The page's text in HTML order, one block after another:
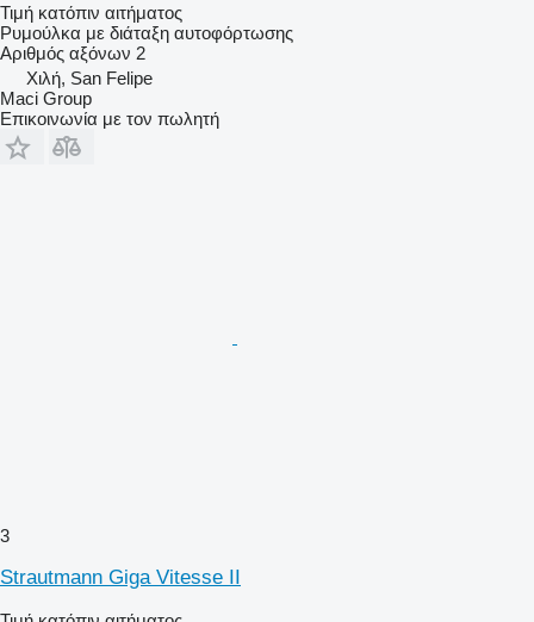
Τιμή κατόπιν αιτήματος
Ρυμούλκα με διάταξη αυτοφόρτωσης
Αριθμός αξόνων 2
Χιλή, San Felipe
Maci Group
Επικοινωνία με τον πωλητή
3
Strautmann Giga Vitesse II